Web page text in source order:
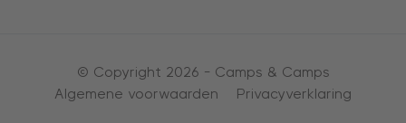
© Copyright 2026 - Camps & Camps
Algemene voorwaarden
Privacyverklaring